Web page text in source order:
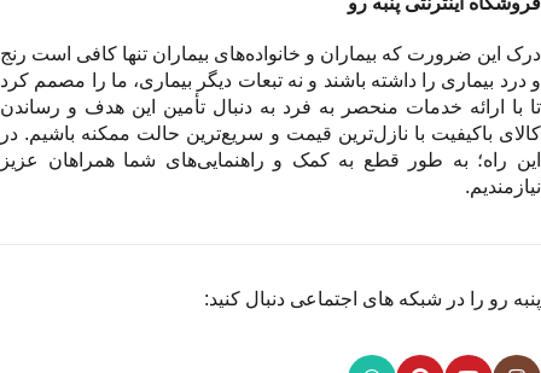
درک این ضرورت که بیماران و خانواده‌های بیماران تنها کافی است رنج
و درد بیماری را داشته باشند و نه تبعات دیگر بیماری، ما را مصمم کرد
تا با ارائه خدمات منحصر به فرد به دنبال تأمین این هدف و رساندن
کالای باکیفیت با نازل‌ترین قیمت و سریع‌ترین حالت ممکنه باشیم. در
این راه؛ به طور قطع به کمک و راهنمایی‌های شما همراهان عزیز
نیازمندیم.
پنبه رو را در شبکه های اجتماعی دنبال کنید: